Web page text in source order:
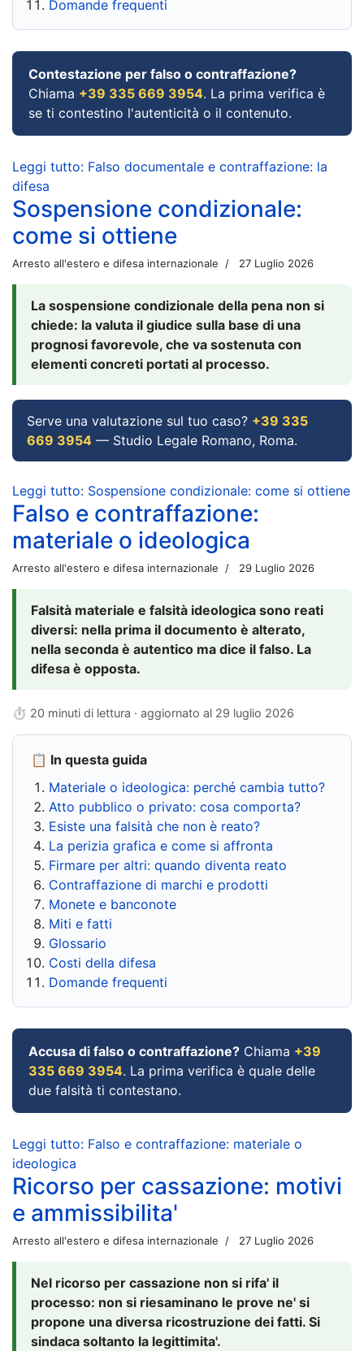
Domande frequenti
Contestazione per falso o contraffazione?
Chiama +39 335 669 3954. La prima verifica è
se ti contestino l'autenticità o il contenuto.
Leggi tutto: Falso documentale e contraffazione: la
difesa
Sospensione condizionale:
come si ottiene
Arresto all'estero e difesa internazionale 27 Luglio 2026
La sospensione condizionale della pena non si
chiede: la valuta il giudice sulla base di una
prognosi favorevole, che va sostenuta con
elementi concreti portati al processo.
Serve una valutazione sul tuo caso? +39 335
669 3954 — Studio Legale Romano, Roma.
Leggi tutto: Sospensione condizionale: come si ottiene
Falso e contraffazione:
materiale o ideologica
Arresto all'estero e difesa internazionale 29 Luglio 2026
Falsità materiale e falsità ideologica sono reati
diversi: nella prima il documento è alterato,
nella seconda è autentico ma dice il falso. La
difesa è opposta.
⏱ 20 minuti di lettura · aggiornato al 29 luglio 2026
📋 In questa guida
Materiale o ideologica: perché cambia tutto?
Atto pubblico o privato: cosa comporta?
Esiste una falsità che non è reato?
La perizia grafica e come si affronta
Firmare per altri: quando diventa reato
Contraffazione di marchi e prodotti
Monete e banconote
Miti e fatti
Glossario
Costi della difesa
Domande frequenti
Accusa di falso o contraffazione? Chiama +39
335 669 3954. La prima verifica è quale delle
due falsità ti contestano.
Leggi tutto: Falso e contraffazione: materiale o
ideologica
Ricorso per cassazione: motivi
e ammissibilita'
Arresto all'estero e difesa internazionale 27 Luglio 2026
Nel ricorso per cassazione non si rifa' il
processo: non si riesaminano le prove ne' si
propone una diversa ricostruzione dei fatti. Si
sindaca soltanto la legittimita'.